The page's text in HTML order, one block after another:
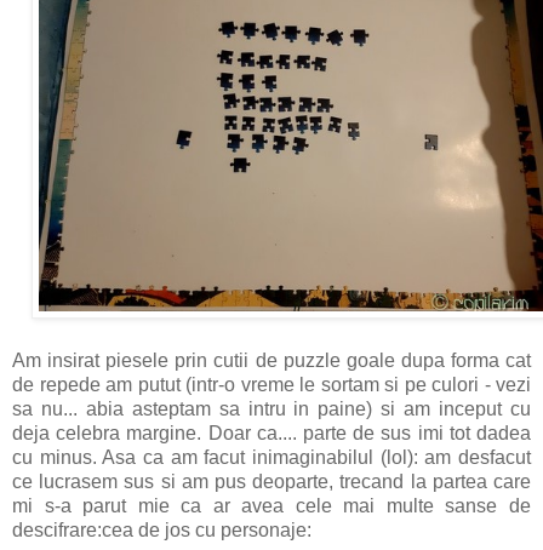
Am insirat piesele prin cutii de puzzle goale dupa forma cat
de repede am putut (intr-o vreme le sortam si pe culori - vezi
sa nu... abia asteptam sa intru in paine) si am inceput cu
deja celebra margine. Doar ca.... parte de sus imi tot dadea
cu minus. Asa ca am facut inimaginabilul (lol): am desfacut
ce lucrasem sus si am pus deoparte, trecand la partea care
mi s-a parut mie ca ar avea cele mai multe sanse de
descifrare:cea de jos cu personaje: